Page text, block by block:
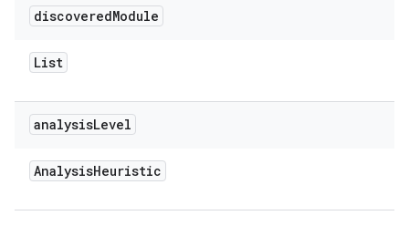
discoveredModule
List
analysisLevel
AnalysisHeuristic